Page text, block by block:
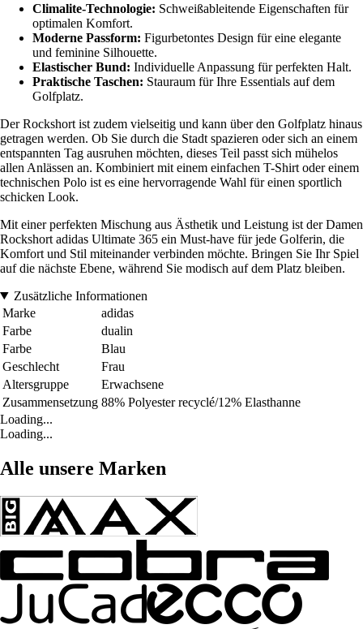
Climalite-Technologie: Schweißableitende Eigenschaften für
optimalen Komfort.
Moderne Passform: Figurbetontes Design für eine elegante
und feminine Silhouette.
Elastischer Bund: Individuelle Anpassung für perfekten Halt.
Praktische Taschen: Stauraum für Ihre Essentials auf dem
Golfplatz.
Der Rockshort ist zudem vielseitig und kann über den Golfplatz hinaus
getragen werden. Ob Sie durch die Stadt spazieren oder sich an einem
entspannten Tag ausruhen möchten, dieses Teil passt sich mühelos
allen Anlässen an. Kombiniert mit einem einfachen T-Shirt oder einem
technischen Polo ist es eine hervorragende Wahl für einen sportlich
schicken Look.
Mit einer perfekten Mischung aus Ästhetik und Leistung ist der Damen
Rockshort adidas Ultimate 365 ein Must-have für jede Golferin, die
Komfort und Stil miteinander verbinden möchte. Bringen Sie Ihr Spiel
auf die nächste Ebene, während Sie modisch auf dem Platz bleiben.
Zusätzliche Informationen
Marke
adidas
Farbe
dualin
Farbe
Blau
Geschlecht
Frau
Altersgruppe
Erwachsene
Zusammensetzung 88% Polyester recyclé/12% Elasthanne
Loading...
Loading...
Alle unsere Marken